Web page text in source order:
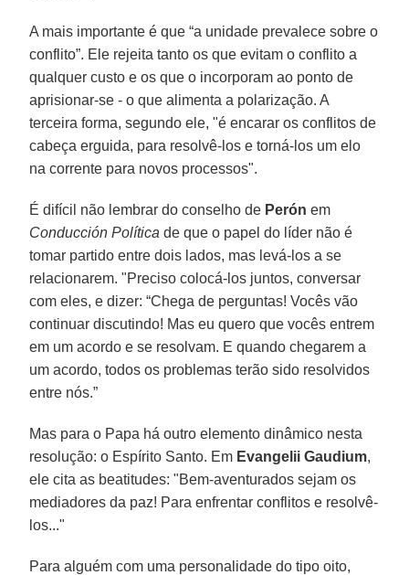
A mais importante é que “a unidade prevalece sobre o
conflito”. Ele rejeita tanto os que evitam o conflito a
qualquer custo e os que o incorporam ao ponto de
aprisionar-se - o que alimenta a polarização. A
terceira forma, segundo ele, "é encarar os conflitos de
cabeça erguida, para resolvê-los e torná-los um elo
na corrente para novos processos".
É difícil não lembrar do conselho de Perón em
Conducción Política de que o papel do líder não é
tomar partido entre dois lados, mas levá-los a se
relacionarem. "Preciso colocá-los juntos, conversar
com eles, e dizer: “Chega de perguntas! Vocês vão
continuar discutindo! Mas eu quero que vocês entrem
em um acordo e se resolvam. E quando chegarem a
um acordo, todos os problemas terão sido resolvidos
entre nós.”
Mas para o Papa há outro elemento dinâmico nesta
resolução: o Espírito Santo. Em Evangelii Gaudium,
ele cita as beatitudes: "Bem-aventurados sejam os
mediadores da paz! Para enfrentar conflitos e resolvê-
los..."
Para alguém com uma personalidade do tipo oito,